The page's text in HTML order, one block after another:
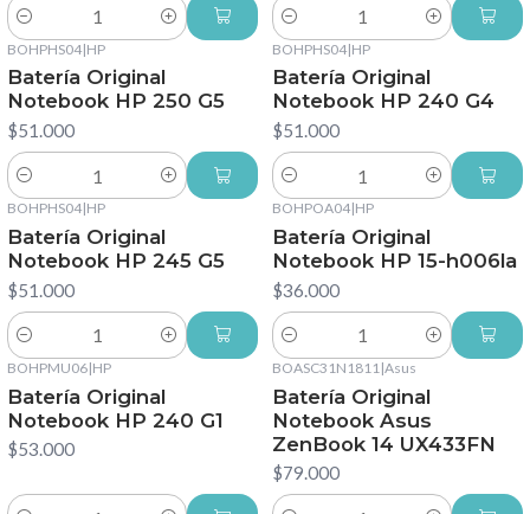
Cantidad Cantidad
BOHPHS04|HP
Batería Original
Notebook HP 250 G5
$51.000
Cantidad
BOHPHS04|HP
Batería Original
Notebook HP 240 G4
$51.000
Cantidad
BOHPHS04|HP
Batería Original
Notebook HP 245 G5
$51.000
Cantidad
BOHPOA04|HP
Batería Original
Notebook HP 15-h006la
$36.000
Cantidad
BOHPMU06|HP
Batería Original
Notebook HP 240 G1
$53.000
BOASC31N1811 |Asus
Batería Original
Notebook Asus
ZenBook 14 UX433FN
$79.000